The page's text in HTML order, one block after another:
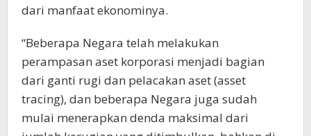
dari manfaat ekonominya.
“Beberapa Negara telah melakukan
perampasan aset korporasi menjadi bagian
dari ganti rugi dan pelacakan aset (asset
tracing), dan beberapa Negara juga sudah
mulai menerapkan denda maksimal dari